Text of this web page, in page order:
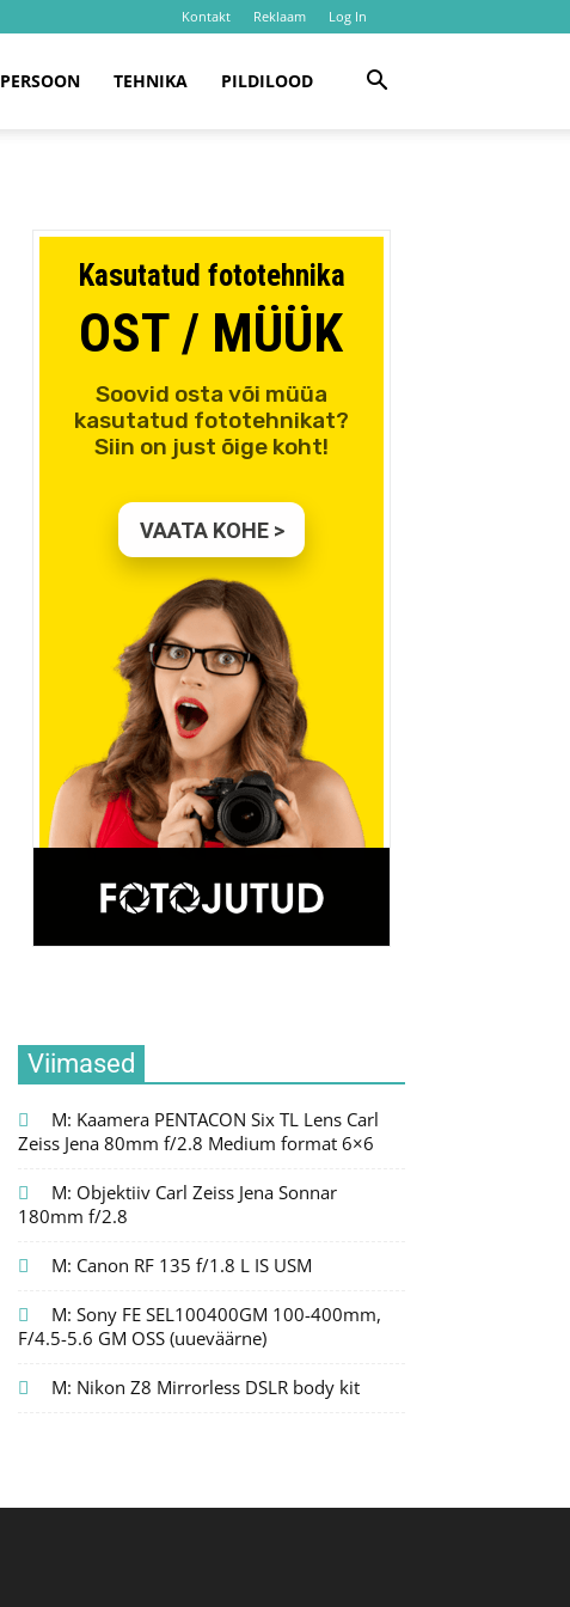
Kontakt Reklaam Log In
PERSOON TEHNIKA PILDILOOD
Viimased
M: Kaamera PENTACON Six TL Lens Carl
Zeiss Jena 80mm f/2.8 Medium format 6×6
M: Objektiiv Carl Zeiss Jena Sonnar
180mm f/2.8
M: Canon RF 135 f/1.8 L IS USM
M: Sony FE SEL100400GM 100-400mm,
F/4.5-5.6 GM OSS (uueväärne)
M: Nikon Z8 Mirrorless DSLR body kit